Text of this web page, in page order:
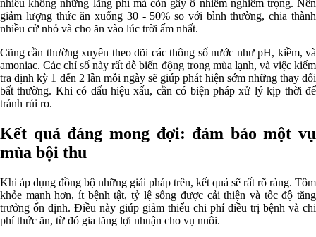
nhiều không những lãng phí mà còn gây ô nhiễm nghiêm trọng. Nên
giảm lượng thức ăn xuống 30 - 50% so với bình thường, chia thành
nhiều cử nhỏ và cho ăn vào lúc trời ấm nhất.
Cũng cần thường xuyên theo dõi các thông số nước như pH, kiềm, và
amoniac. Các chỉ số này rất dễ biến động trong mùa lạnh, và việc kiểm
tra định kỳ 1 đến 2 lần mỗi ngày sẽ giúp phát hiện sớm những thay đổi
bất thường. Khi có dấu hiệu xấu, cần có biện pháp xử lý kịp thời để
tránh rủi ro.
Kết quả đáng mong đợi: đảm bảo một vụ
mùa bội thu
Khi áp dụng đồng bộ những giải pháp trên, kết quả sẽ rất rõ ràng. Tôm
khỏe mạnh hơn, ít bệnh tật, tỷ lệ sống được cải thiện và tốc độ tăng
trưởng ổn định. Điều này giúp giảm thiểu chi phí điều trị bệnh và chi
phí thức ăn, từ đó gia tăng lợi nhuận cho vụ nuôi.